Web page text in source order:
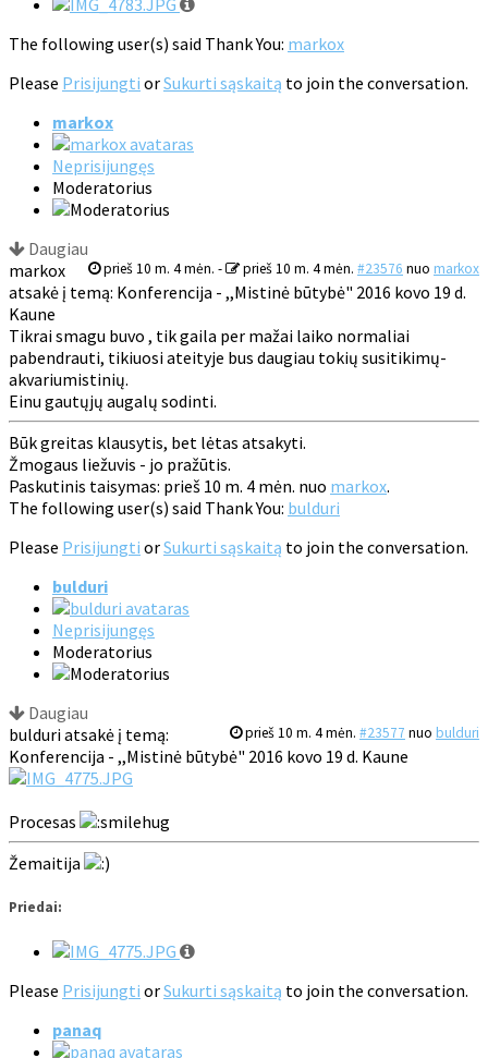
The following user(s) said Thank You: markox
Please Prisijungti orSukurti sąskaitą to join the conversation.
markox
Neprisijungęs
Moderatorius
Daugiau
prieš 10 m. 4 mėn. - prieš 10 m. 4 mėn. #23576 nuo markox
markox
atsakė į temą: Konferencija - ,,Mistinė būtybė" 2016 kovo 19 d.
Kaune
Tikrai smagu buvo , tik gaila per mažai laiko normaliai
pabendrauti, tikiuosi ateityje bus daugiau tokių susitikimų-
akvariumistinių.
Einu gautųjų augalų sodinti.
Būk greitas klausytis, bet lėtas atsakyti.
Žmogaus liežuvis - jo pražūtis.
Paskutinis taisymas: prieš 10 m. 4 mėn. nuo markox.
The following user(s) said Thank You: bulduri
Please Prisijungti orSukurti sąskaitą to join the conversation.
bulduri
Neprisijungęs
Moderatorius
Daugiau
prieš 10 m. 4 mėn. #23577 nuo bulduri
bulduri atsakė į temą:
Konferencija - ,,Mistinė būtybė" 2016 kovo 19 d. Kaune
Procesas
Žemaitija
Priedai:
Please Prisijungti orSukurti sąskaitą to join the conversation.
panaq